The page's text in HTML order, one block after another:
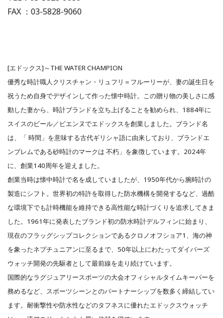
FAX ：03-5828-9060
[エドックス]～THE WATER CHAMPION
優秀な時計職人クリスチャン・リュフリ＝フルーリーが、妻の誕生日を
祝うため自身でデザインして作った懐中時計。この贈り物の美しさに感
動した妻から、時計ブランドを立ち上げることを勧められ、1884年に
スイスのビール／ビエンヌでエドックスを創業しました。ブランド名
は、「 時間」を意味する古代ギリシャ語に由来しており、ブランドエ
ンブレムである砂時計のマークは 不朽」を象徴しています。2024年
に、創業140周年を迎えました。
創業当時は懐中時計で名を成していましたが、1950年代から腕時計の
製造にシフト。世界初の特許を取得した防水機構を開発するなど、過酷
な環境下でも計時機能を維持できる高性能な時計づくりを追求してきま
した。1961年に発表したブランド初の防水時計デルフィンに始まり、
現在のフラッグシップコレクションであるクロノオフショア1、海の神
を象ったネプチュニアンに至るまで、50年以上にわたってダイバーズ
ウォッチ開発の先駆者として最前線を走り続けています。
国際的なラグジュアリースポーツの大会オフィシャルタイムキーパーを
務めるなど、スポーツシーンとのパートナーシップを数多く締結してい
ます。耐衝撃性や防水性などのタフネスに優れたエドックスウォッチ